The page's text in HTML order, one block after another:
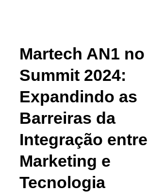
Martech AN1 no
Summit 2024:
Expandindo as
Barreiras da
Integração entre
Marketing e
Tecnologia